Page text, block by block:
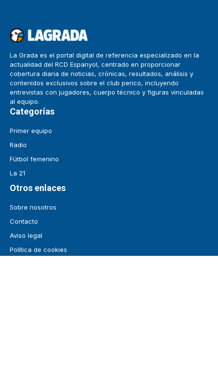
La Grada es el portal digital de referencia especializado en la
actualidad del RCD Espanyol, centrado en proporcionar
cobertura diaria de noticias, crónicas, resultados, análisis y
contenidos exclusivos sobre el club perico, incluyendo
entrevistas con jugadores, cuerpo técnico y figuras vinculadas
al equipo.
Categorías
Primer equipo
Radio
Fútbol femenino
La 21
Otros enlaces
Sobre nosotros
Contacto
Aviso legal
Política de cookies